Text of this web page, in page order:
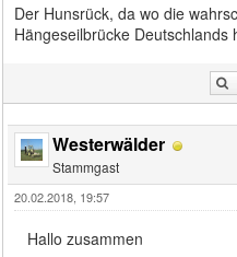
Der Hunsrück, da wo die
Hängeseilbrücke Deutschlands
Westerwälder
Stammgast
20.02.2018, 19:57
Hallo zusammen